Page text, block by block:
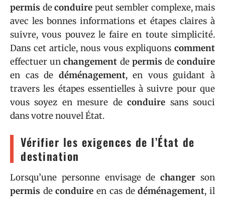
permis deconduire peut sembler complexe, mais
avec les bonnes informations et étapes claires à
suivre, vous pouvez le faire en toute simplicité.
Dans cet article, nous vous expliquons comment
effectuer unchangement de permis deconduire
en cas de déménagement, en vous guidant à
travers les étapes essentielles à suivre pour que
vous soyez en mesure deconduire sans souci
dans votre nouvel État.
Vérifier les exigences de l’État de
destination
Lorsqu’une personne envisage dechanger son
permis deconduireen cas dedéménagement, il